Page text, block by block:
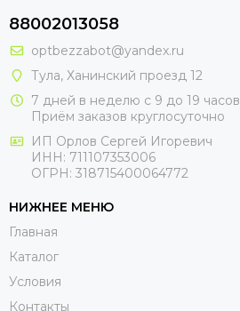
88002013058
optbezzabot@yandex.ru
Тула, Ханинский проезд 12
7 дней в неделю с 9 до 19 часов
Приём заказов круглосуточно
ИП Орлов Сергей Игоревич
ИНН: 711107353006
ОГРН: 318715400064772
НИЖНЕЕ МЕНЮ
Главная
Каталог
Условия
Контакты